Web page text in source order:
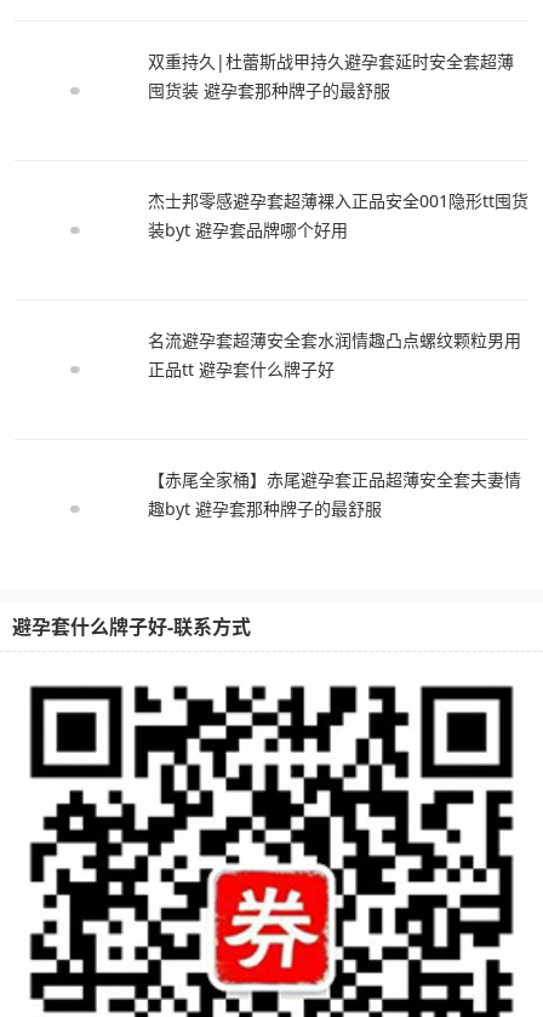
双重持久|杜蕾斯战甲持久避孕套延时安全套超薄
囤货装 避孕套那种牌子的最舒服
杰士邦零感避孕套超薄裸入正品安全001隐形tt囤货
装byt 避孕套品牌哪个好用
名流避孕套超薄安全套水润情趣凸点螺纹颗粒男用
正品tt 避孕套什么牌子好
【赤尾全家桶】赤尾避孕套正品超薄安全套夫妻情
趣byt 避孕套那种牌子的最舒服
避孕套什么牌子好-联系方式